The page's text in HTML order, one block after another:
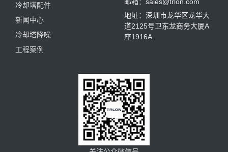
冷却塔配件
新闻中心
冷却塔降噪
工程案例
邮箱：sales@trlon.com
地址：深圳市龙华区龙华大
道2125号卫东龙商务大厦A
座1916A